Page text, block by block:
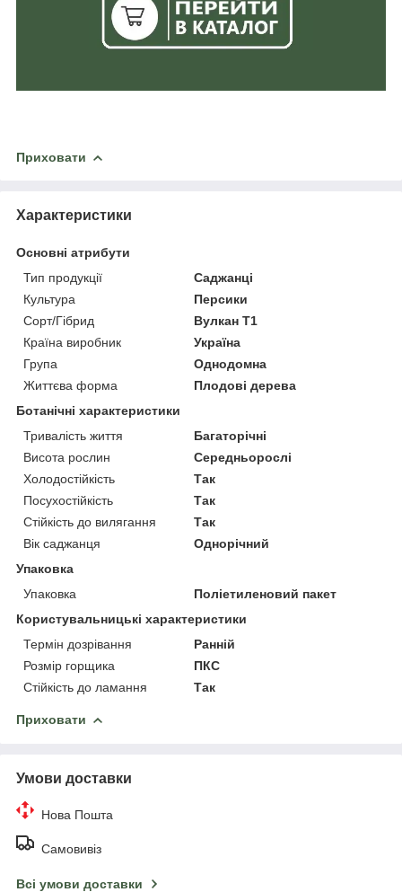
Приховати
Характеристики
Основні атрибути
Тип продукції
Саджанці
Культура
Персики
Сорт/Гібрид
Вулкан Т1
Країна виробник
Україна
Група
Однодомна
Життєва форма
Плодові дерева
Ботанічні характеристики
Тривалість життя
Багаторічні
Висота рослин
Середньорослі
Холодостійкість
Так
Посухостійкість
Так
Стійкість до вилягання
Так
Вік саджанця
Однорічний
Упаковка
Упаковка
Поліетиленовий пакет
Користувальницькі характеристики
Термін дозрівання
Ранній
Розмір горщика
ПКС
Стійкість до ламання
Так
Приховати
Умови доставки
Нова Пошта
Самовивіз
Всі умови доставки